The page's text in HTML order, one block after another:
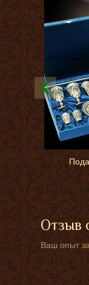
Отзыв
Ваш опыт